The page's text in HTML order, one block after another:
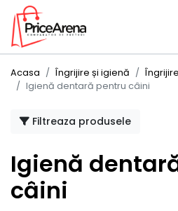
Acasa Îngrijire și igienă
Igienă dentară pentru câini
Filtreaza produsele
Igienă
câini